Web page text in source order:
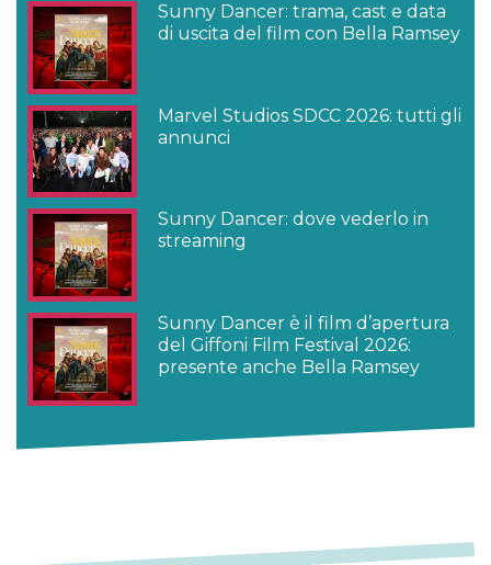
Sunny Dancer: trama, cast e data
di uscita del film con Bella Ramsey
Marvel Studios SDCC 2026: tutti gli
annunci
Sunny Dancer: dove vederlo in
streaming
Sunny Dancer è il film d’apertura
del Giffoni Film Festival 2026:
presente anche Bella Ramsey